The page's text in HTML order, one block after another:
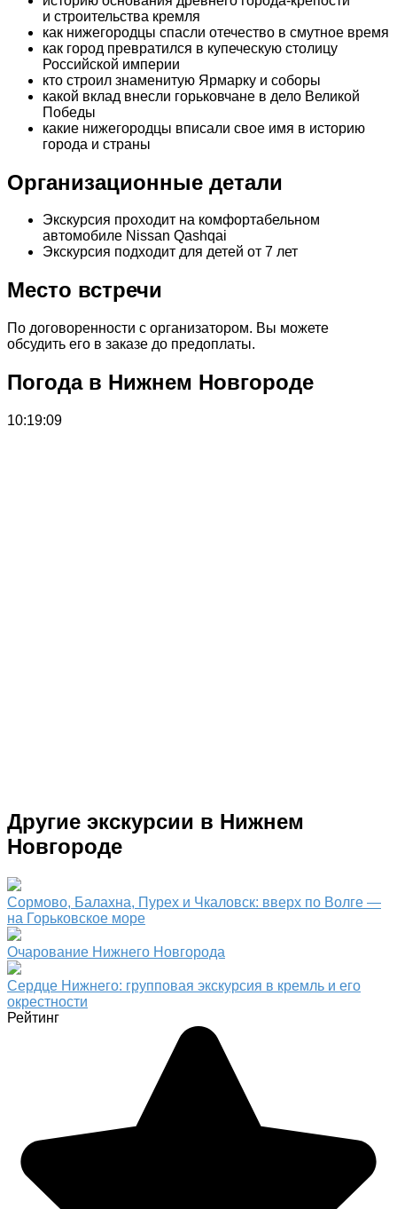
и строительства кремля
как нижегородцы спасли отечество в смутное время
как город превратился в купеческую столицу
Российской империи
кто строил знаменитую Ярмарку и соборы
какой вклад внесли горьковчане в дело Великой
Победы
какие нижегородцы вписали свое имя в историю
города и страны
Организационные детали
Экскурсия проходит на комфортабельном
автомобиле Nissan Qashqai
Экскурсия подходит для детей от 7 лет
Место встречи
По договоренности с организатором. Вы можете
обсудить его в заказе до предоплаты.
Погода в Нижнем Новгороде
10:19:09
Другие экскурсии в Нижнем
Новгороде
Сормово, Балахна, Пурех и Чкаловск: вверх по Волге —
на Горьковское море
Очарование Нижнего Новгорода
Сердце Нижнего: групповая экскурсия в кремль и его
окрестности
Рейтинг